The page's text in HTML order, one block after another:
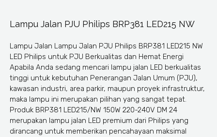
Lampu Jalan PJU Philips BRP381 LED215 NW
Lampu Jalan Lampu Jalan PJU Philips BRP381 LED215 NW
LED Philips untuk PJU Berkualitas dan Hemat Energi
Apabila Anda sedang mencari lampu jalan LED berkualitas
tinggi untuk kebutuhan Penerangan Jalan Umum (PJU),
kawasan industri, area parkir, maupun proyek infrastruktur,
maka lampu ini merupakan pilihan yang sangat tepat.
Produk BRP381 LED215/NW 150W 220-240V DM 24
merupakan lampu jalan LED premium dari Philips yang
dirancang untuk memberikan pencahayaan maksimal